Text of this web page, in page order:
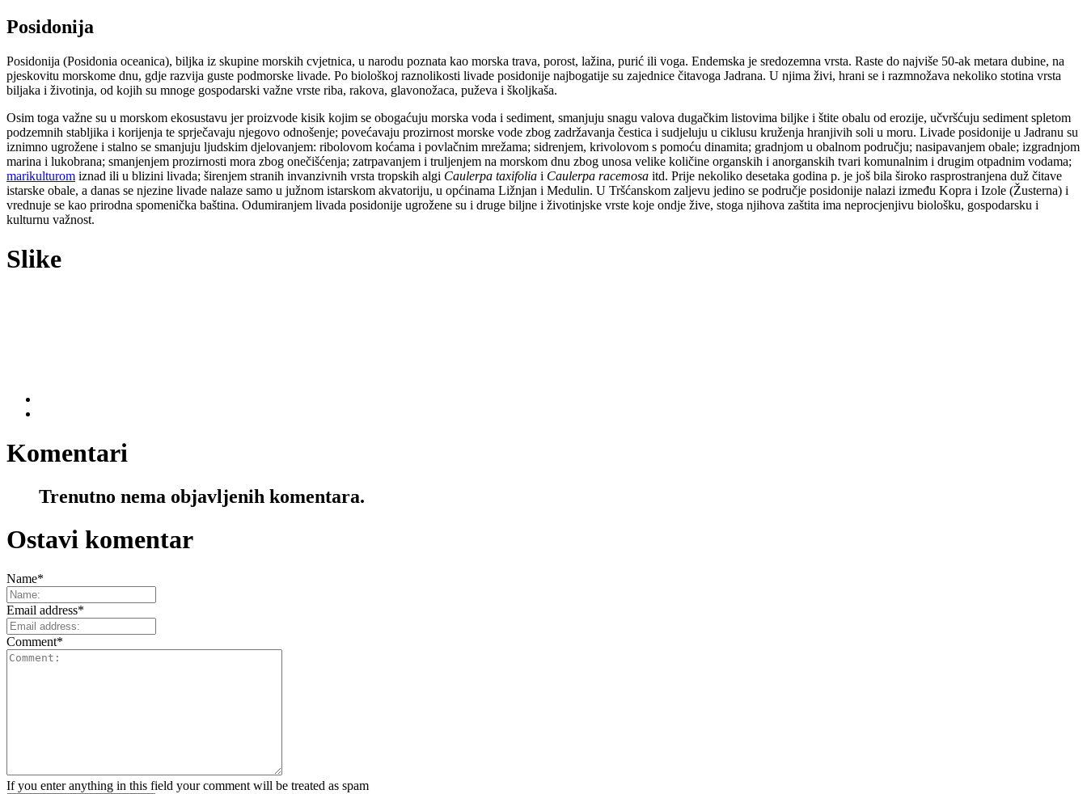
Posidonija
Posidonija (Posidonia oceanica), biljka iz skupine morskih cvjetnica, u narodu poznata kao morska trava, porost, lažina, purić ili voga. Endemska je sredozemna vrsta. Raste do najviše 50-ak metara dubine, na
pjeskovitu morskome dnu, gdje razvija guste podmorske livade. Po biološkoj raznolikosti livade posidonije najbogatije su zajednice čitavoga Jadrana. U njima živi, hrani se i razmnožava nekoliko stotina vrsta
biljaka i životinja, od kojih su mnoge gospodarski važne vrste riba, rakova, glavonožaca, puževa i školjkaša.
Osim toga važne su u morskom ekosustavu jer proizvode kisik kojim se obogaćuju morska voda i sediment, smanjuju snagu valova dugačkim listovima biljke i štite obalu od erozije, učvršćuju sediment spletom
podzemnih stabljika i korijenja te sprječavaju njegovo odnošenje; povećavaju prozirnost morske vode zbog zadržavanja čestica i sudjeluju u ciklusu kruženja hranjivih soli u moru. Livade posidonije u Jadranu su
iznimno ugrožene i stalno se smanjuju ljudskim djelovanjem: ribolovom koćama i povlačnim mrežama; sidrenjem, krivolovom s pomoću dinamita; gradnjom u obalnom području; nasipavanjem obale; izgradnjom
marina i lukobrana; smanjenjem prozirnosti mora zbog onečišćenja; zatrpavanjem i truljenjem na morskom dnu zbog unosa velike količine organskih i anorganskih tvari komunalnim i drugim otpadnim vodama;
marikulturom iznad ili u blizini livada; širenjem stranih invanzivnih vrsta tropskih algi Caulerpa taxifolia i Caulerpa racemosa itd. Prije nekoliko desetaka godina p. je još bila široko rasprostranjena duž čitave
istarske obale, a danas se njezine livade nalaze samo u južnom istarskom akvatoriju, u općinama Ližnjan i Medulin. U Tršćanskom zaljevu jedino se područje posidonije nalazi između Kopra i Izole (Žusterna) i
vrednuje se kao prirodna spomenička baština. Odumiranjem livada posidonije ugrožene su i druge biljne i životinjske vrste koje ondje žive, stoga njihova zaštita ima neprocjenjivu biološku, gospodarsku i
kulturnu važnost.
Slike
Komentari
Trenutno nema objavljenih komentara.
Ostavi komentar
Name*
Email address*
Comment*
If you enter anything in this field your comment will be treated as spam